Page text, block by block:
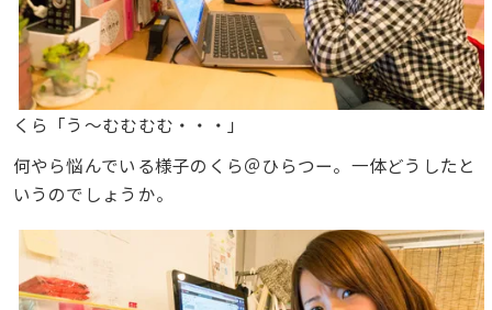
くら「う〜むむむむ・・・」
何やら悩んでいる様子のくら＠ひらつー。一体どうしたと
いうのでしょうか。